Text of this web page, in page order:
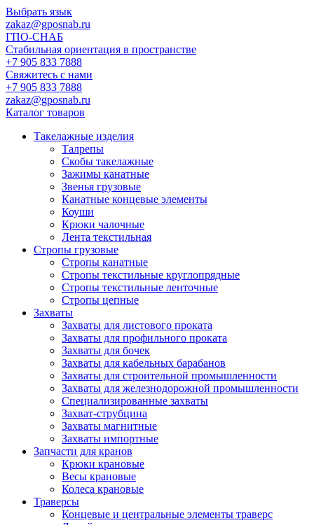
Выбрать язык
zakaz@gposnab.ru
ГПО-СНАБ
Стабильная ориентация в пространстве
+7 905 833 7888
Свяжитесь с нами
+7 905 833 7888
zakaz@gposnab.ru
Каталог товаров
Такелажные изделия
Талрепы
Скобы такелажные
Зажимы канатные
Звенья грузовые
Канатные концевые элементы
Коуши
Крюки чалочные
Лента текстильная
Стропы грузовые
Стропы канатные
Стропы текстильные круглопрядные
Стропы текстильные ленточные
Стропы цепные
Захваты
Захваты для листового проката
Захваты для профильного проката
Захваты для бочек
Захваты для кабельных барабанов
Захваты для строительной промышленности
Захваты для железнодорожной промышленности
Специализированные захваты
Захват-струбцина
Захваты магнитные
Захваты импортные
Запчасти для кранов
Крюки крановые
Весы крановые
Колеса крановые
Траверсы
Концевые и центральные элементы траверс